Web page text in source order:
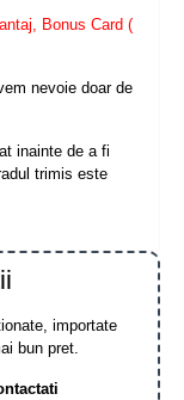
Bonus Card (
nevoie doar de
inainte de a fi
trimis este
importate
bun pret.